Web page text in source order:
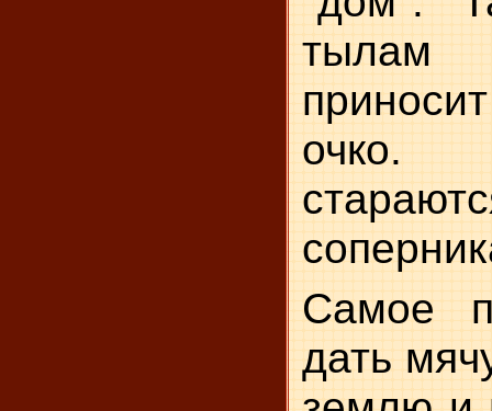
тылам
Самое
дать